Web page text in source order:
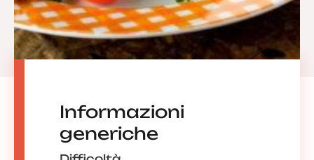
Informazioni
generiche